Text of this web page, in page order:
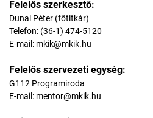
Felelős szerkesztő:
Dunai Péter (főtitkár)
Telefon: (36-1) 474-5120
E-mail: mkik@mkik.hu
Felelős szervezeti egység:
G112 Programiroda
E-mail: mentor@mkik.hu